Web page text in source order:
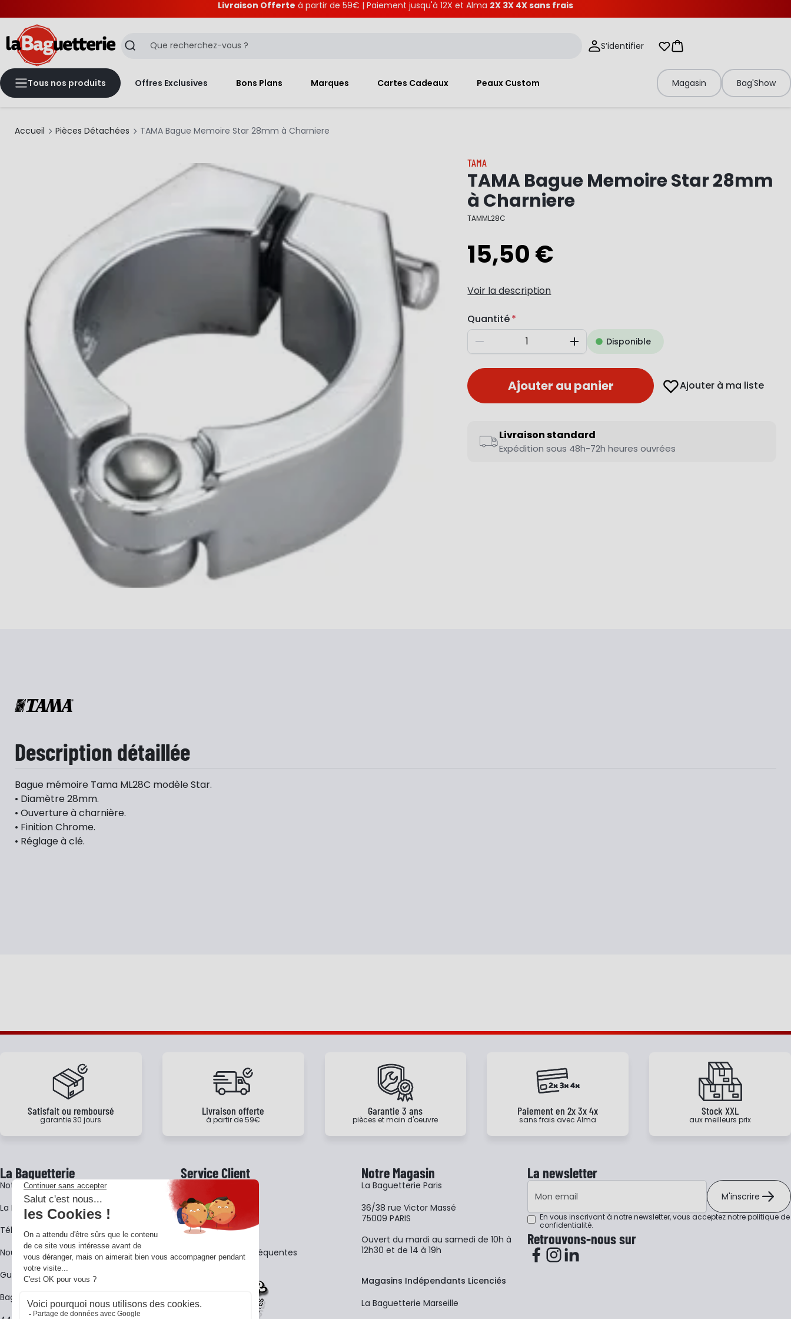
Livraison Offerte à partir de 59€ | Paiement jusqu'à 12X et Alma 2X 3X 4X sans frais
Recherche S’identifier Mes listes d'envies
Panier
Tous nos produits Offres Exclusives Bons Plans Marques Cartes Cadeaux Peaux Custom Magasin Bag'Show
Accueil Pièces Détachées TAMA Bague Memoire Star 28mm à Charniere
TAMA
TAMA Bague Memoire Star 28mm
à Charniere
TAMML28C
15,50 €
Voir la description
Quantité
Diminuer AugmenterDisponible
Ajouter au panier Ajouter à ma liste
Livraison standard
Expédition sous 48h-72h heures ouvrées
Description détaillée
Bague mémoire Tama ML28C modèle Star.
• Diamètre 28mm.
• Ouverture à charnière.
• Finition Chrome.
• Réglage à clé.
Satisfait ou remboursé
garantie 30 jours
Livraison offerte
à partir de 59€
Garantie 3 ans
pièces et main d'oeuvre
Paiement en 2x 3x 4x
sans frais avec Alma
Stock XXL
aux meilleurs prix
La Baguetterie
Notre histoire
La BagShow
​Télécharger le catalogue
Nous contacter
Guides La Baguetterie
Baguetterie Shop Online
Service Client
Garantie 3 ans
CGV
FAQ - Questions Fréquentes
Notre Magasin
La Baguetterie Paris
36/38 rue Victor Massé
75009 PARIS
Ouvert du mardi au samedi de 10h à
12h30 et de 14 à 19h
Magasins Indépendants Licenciés
La Baguetterie Marseille
La newsletter
Adresse e-mail
M'inscrire
En vous inscrivant à notre newsletter, vous acceptez notrepolitique de
confidentialité.
Retrouvons-nous sur